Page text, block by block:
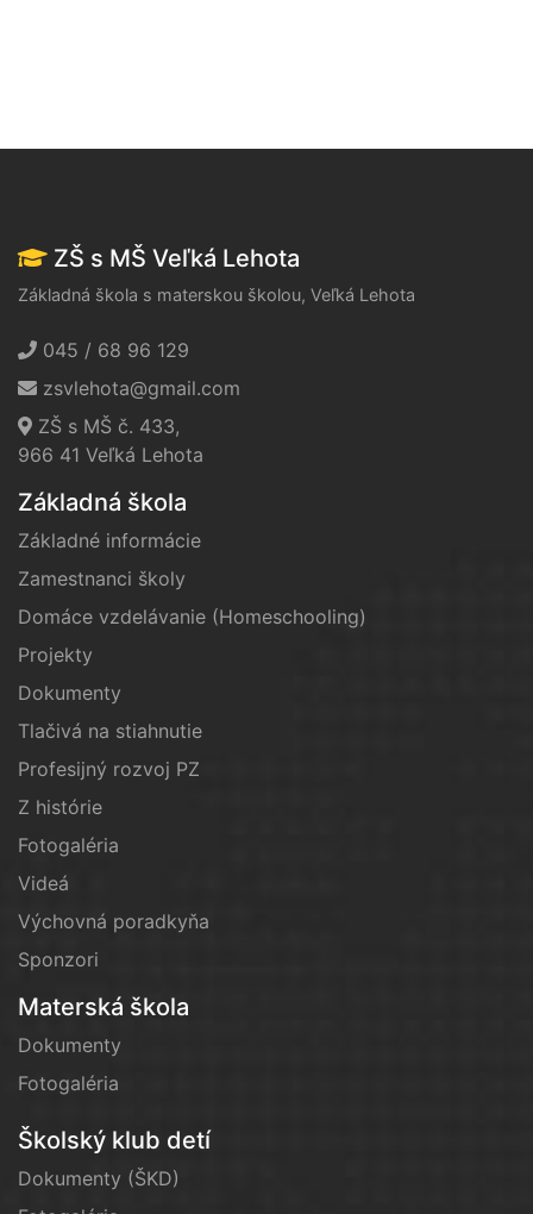
ZŠ s MŠ Veľká Lehota
Základná škola s materskou školou, Veľká Lehota
045 / 68 96 129
zsvlehota@gmail.com
ZŠ s MŠ č. 433,
966 41 Veľká Lehota
Základná škola
Základné informácie
Zamestnanci školy
Domáce vzdelávanie (Homeschooling)
Projekty
Dokumenty
Tlačivá na stiahnutie
Profesijný rozvoj PZ
Z histórie
Fotogaléria
Videá
Výchovná poradkyňa
Sponzori
Materská škola
Dokumenty
Fotogaléria
Školský klub detí
Dokumenty (ŠKD)